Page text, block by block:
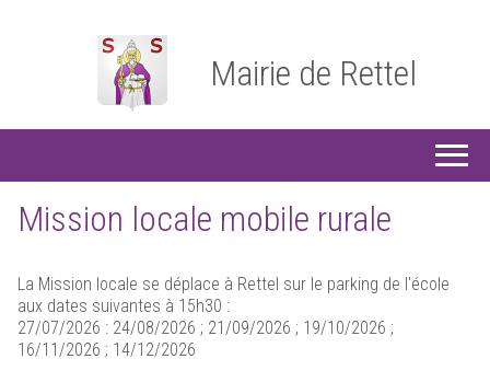
Mairie de Rettel
Mission locale mobile rurale
La Mission locale se déplace à Rettel sur le parking de l'école
aux dates suivantes à 15h30 :
27/07/2026 : 24/08/2026 ; 21/09/2026 ; 19/10/2026 ;
16/11/2026 ; 14/12/2026